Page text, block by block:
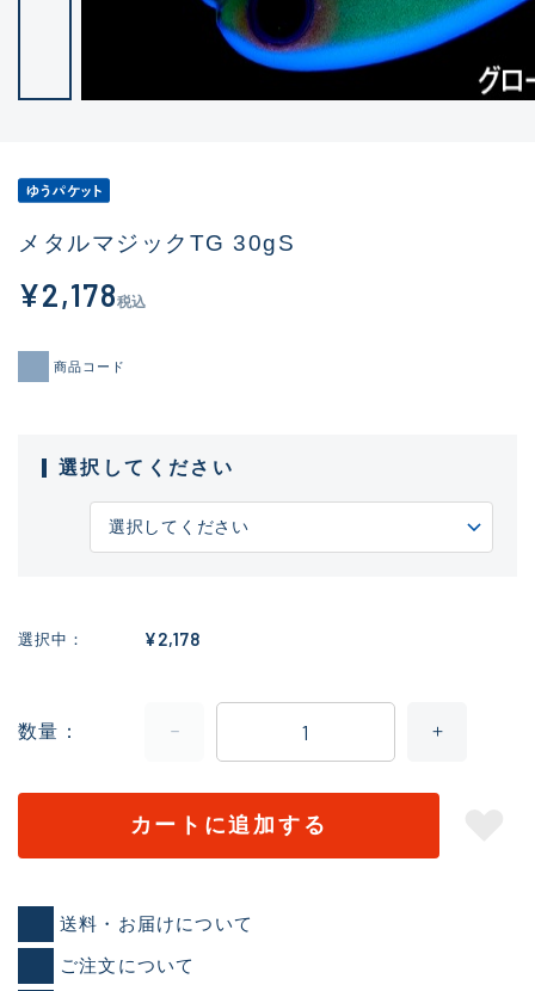
メタルマジックTG 30gS
¥2,178税込
商品コード
選択してください
選択中 ¥2,178
数量
カートに追加する
送料・お届けについて
ご注文について